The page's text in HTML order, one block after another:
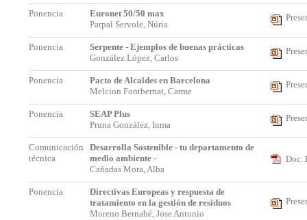
Ponencia
Euronet 50/50 max
Parpal Servole, Núria
Ponencia
Serpente - Ejemplos de buenas prácticas
González López, Carlos
Ponencia
Pacto de Alcaldes en Barcelona
Melcion Fontbernat, Carme
Ponencia
SEAP Plus
Pruna González, Inma
Comunicación
técnica
Desarrolla Sostenible - tu departamento de
medio ambiente -
Cañadas Mora, Alba
Doc.
Ponencia
Directivas Europeas y respuesta de
tratamiento en la gestión de residuos
Moreno Bernabé, Jose Antonio